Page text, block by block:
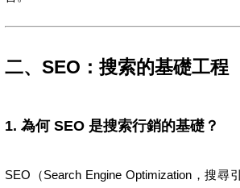
二、SEO：搜索的基礎工程
1. 為何 SEO 是搜索行銷的基礎？
SEO（Search Engine Optimization，搜尋